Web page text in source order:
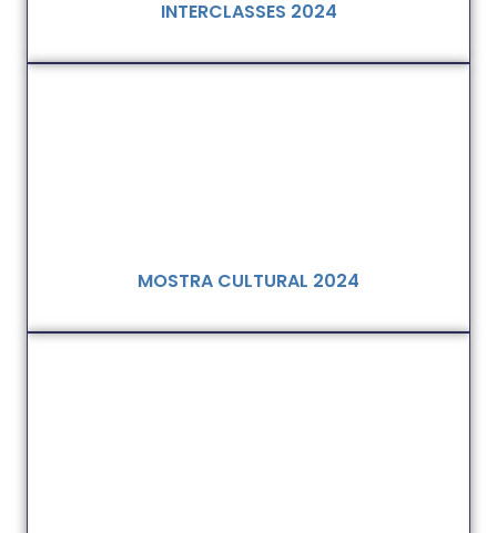
INTERCLASSES 2024
MOSTRA CULTURAL 2024